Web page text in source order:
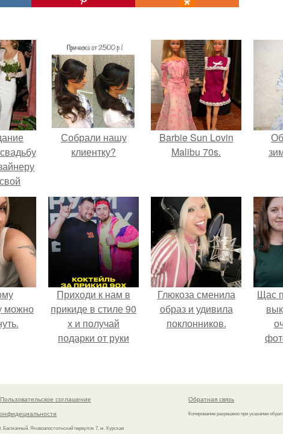
Собрали нашу
клиентку?
Barbie Sun Lovin
Malibu 70s.
можно
Приходи к нам в
прикиде в стиле 90
х и получай
подарки от руки
Глюкоза сменила
образ и удивила
поклонников.
Щас
Пользовательское соглашение
Яковоапостольский переулок 7, м. Курская
Обратная связь
Копирование разрешено при указании